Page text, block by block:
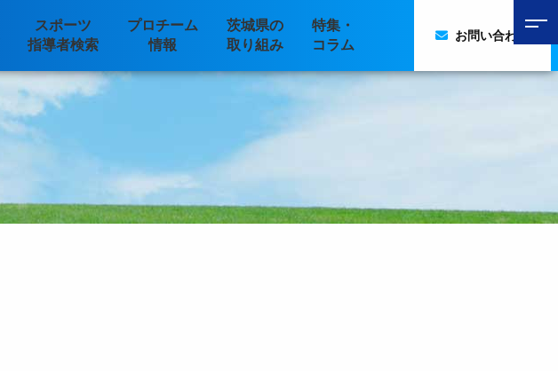
スポーツ
指導者検索
プロチーム
情報
茨城県の
取り組み
特集・
コラム
お問い合わせ